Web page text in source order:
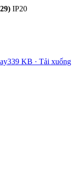
IP20
339 KB · Tải xuống